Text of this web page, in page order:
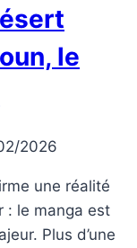
le
2026
une réalité
: le manga est
Plus d’une